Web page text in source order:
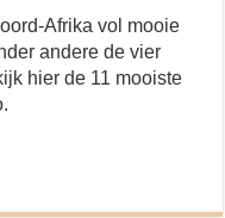
Afrika vol mooie
andere de vier
hier de 11 mooiste